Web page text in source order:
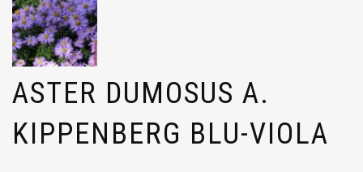
ASTER DUMOSUS A.
KIPPENBERG BLU-VIOLA